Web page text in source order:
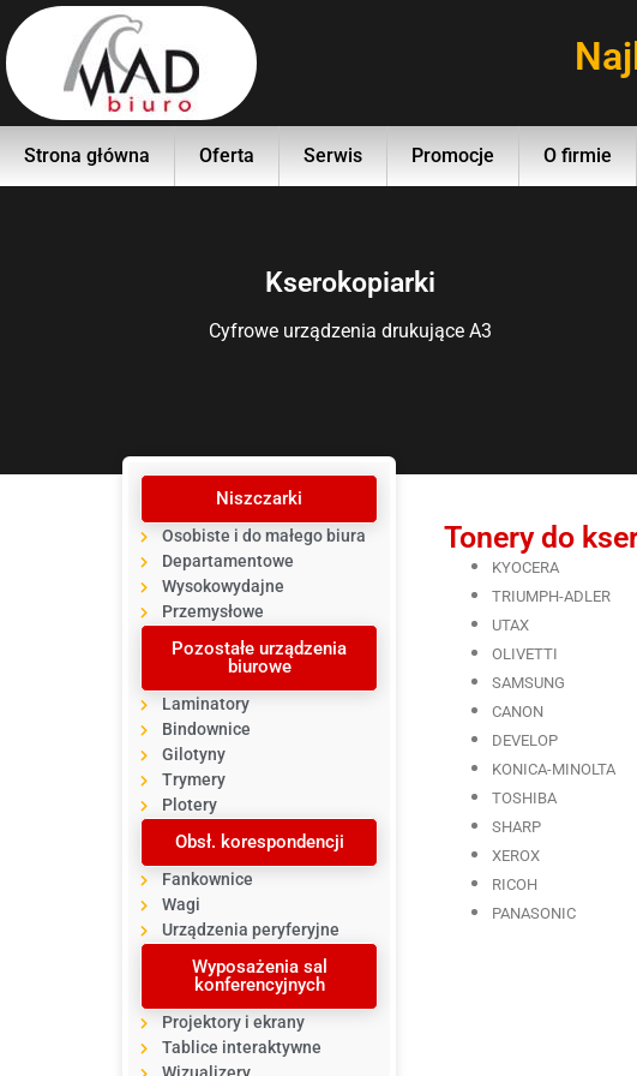
Strona główna Oferta Serwis Promocje O firmie
Kserokopiarki
Cyfrowe urządzenia drukujące A3
Niszczarki
Osobiste i do małego biura
Departamentowe
Wysokowydajne
Przemysłowe
Pozostałe urządzenia
biurowe
Laminatory
Bindownice
Gilotyny
Trymery
Plotery
Obsł. korespondencji
Fankownice
Wagi
Urządzenia peryferyjne
Wyposażenia sal
konferencyjnych
Projektory i ekrany
Tablice interaktywne
Tonery do
KYOCERA
TRIUMPH-ADLER
UTAX
OLIVETTI
SAMSUNG
CANON
DEVELOP
KONICA-MINOLTA
TOSHIBA
SHARP
XEROX
RICOH
PANASONIC